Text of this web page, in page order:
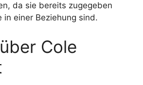
da sie bereits zugegeben
in einer Beziehung sind.
Cole